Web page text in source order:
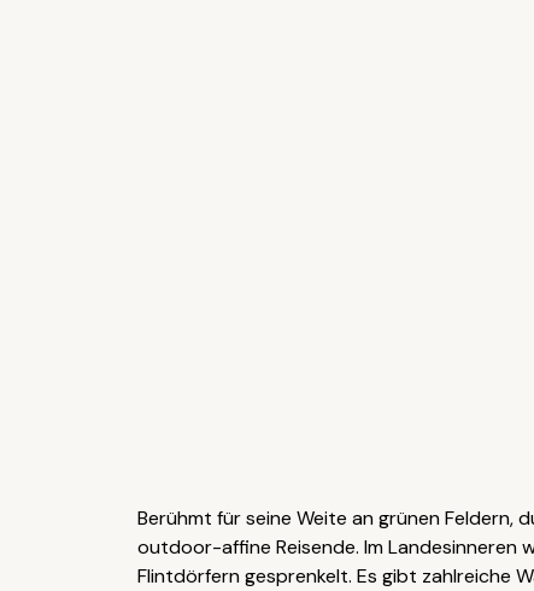
Berühmt für seine Weite an grünen Feldern,
outdoor-affine Reisende. Im Landesinneren
Flintdörfern gesprenkelt. Es gibt zahlreiche